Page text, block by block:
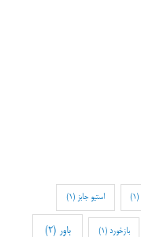
(1) استیو جابز (1)
بازخورد (1) باور (2)